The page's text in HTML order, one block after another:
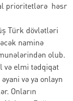
prioritetlərə həsr
Türk dövlətləri
naminə
olub.
elmi tədqiqat
və ya onlayn
Onların